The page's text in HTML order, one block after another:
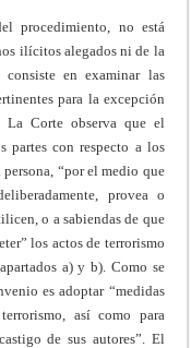
procedimiento, no está
ilícitos alegados ni de la
en examinar las
para la excepción
La Corte observa que el
partes con respecto a los
“por el medio que
provea o
o a sabiendas de que
los actos de terrorismo
a) y b). Como se
es adoptar “medidas
así como para
de sus autores”. El